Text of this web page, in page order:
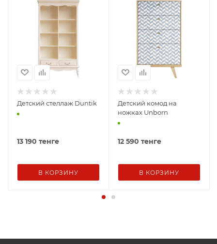
Детский стеллаж Duntik
13 190 тенге
В КОРЗИНУ
Детский комод на
ножках Unborn
12 590 тенге
В КОРЗИНУ